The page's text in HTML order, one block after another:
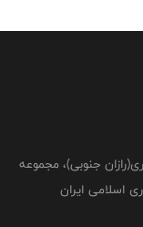
جنوبی)، مجموعه
اسلامی ایران